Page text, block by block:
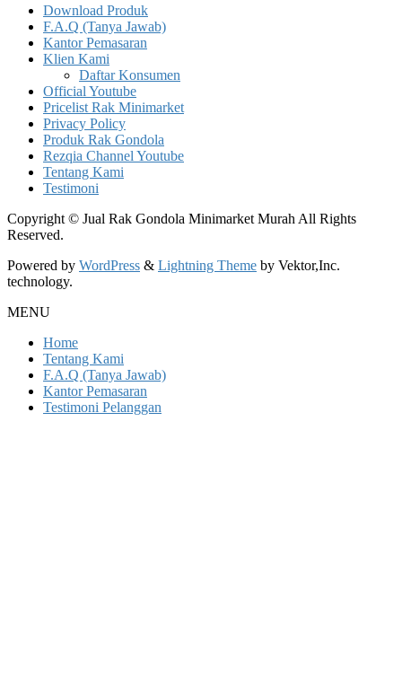
Download Produk
F.A.Q (Tanya Jawab)
Kantor Pemasaran
Klien Kami
Daftar Konsumen
Official Youtube
Pricelist Rak Minimarket
Privacy Policy
Produk Rak Gondola
Rezqia Channel Youtube
Tentang Kami
Testimoni
Copyright © Jual Rak Gondola Minimarket Murah All Rights
Reserved.
Powered by WordPress & Lightning Theme by Vektor,Inc.
technology.
MENU
Home
Tentang Kami
F.A.Q (Tanya Jawab)
Kantor Pemasaran
Testimoni Pelanggan